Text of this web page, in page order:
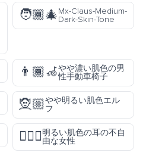
🧑🏾‍🎄Mx-Claus-Medium-
Dark-Skin-Tone
👨🏾‍🦽やや濃い肌色の男
性手動車椅子
🧝🏼やや明るい肌色エル
フ
🧏🏻‍♀️明るい肌色の耳の不自
由な女性